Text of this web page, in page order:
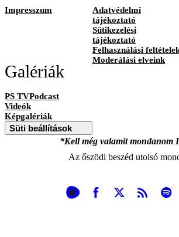
Impresszum
Adatvédelmi
tájékoztató
Sütikezelési
tájékoztató
Felhasználási
Moderálási elveink
Galériák
PS TVPodcast
Videók
Képgalériák
Süti beállítások
*Kell még valamit mondanom
Az őszödi beszéd utolsó